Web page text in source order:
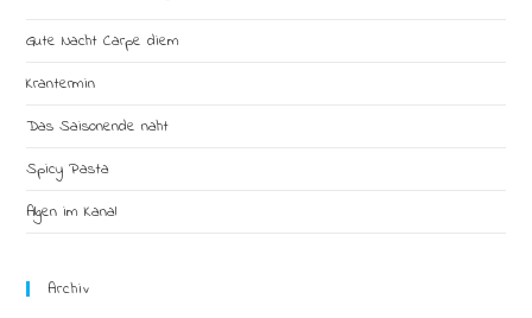
Gute Nacht Carpe diem
Krantermin
Das Saisonende naht
Spicy Pasta
Algen im Kanal
Archiv